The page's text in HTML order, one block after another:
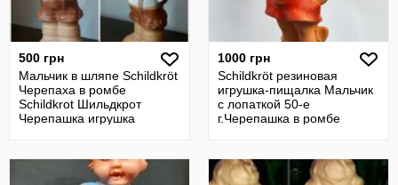
500 грн
Мальчик в шляпе Schildkröt
Черепаха в ромбе
Schildkrot Шильдкрот
Черепашка игрушка
1000 грн
Schildkröt резиновая
игрушка-пищалка Мальчик
с лопаткой 50-е
г.Черепашка в ромбе